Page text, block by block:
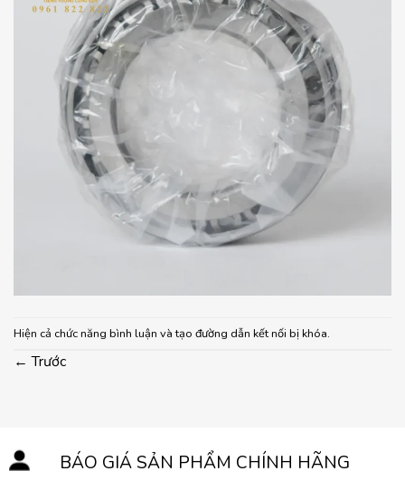
Hiện cả chức năng bình luận và tạo đường dẫn kết nối bị khóa.
← Trước
BÁO GIÁ SẢN PHẨM CHÍNH HÃNG